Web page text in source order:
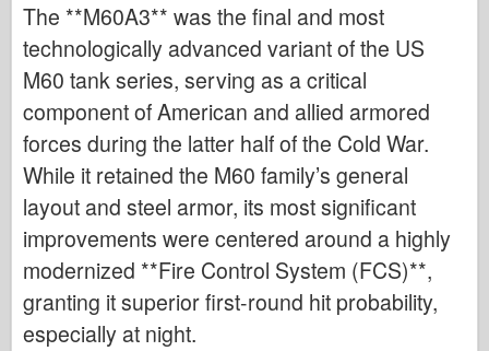
The **M60A3** was the final and most
technologically advanced variant of the US
M60 tank series, serving as a critical
component of American and allied armored
forces during the latter half of the Cold War.
While it retained the M60 family’s general
layout and steel armor, its most significant
improvements were centered around a highly
modernized **Fire Control System (FCS)**,
granting it superior first-round hit probability,
especially at night.